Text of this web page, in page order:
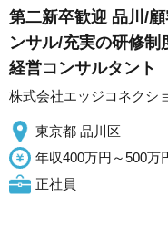
第二新卒歓迎 品川/
ンサル/充実の研修制
経営コンサルタント
株式会社エッジコネクシ
東京都 品川区
年収400万円～500万
正社員